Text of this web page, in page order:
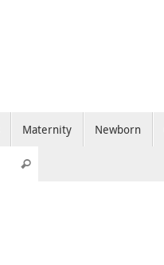
Maternity Newborn
Buscar